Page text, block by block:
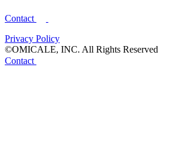
Contact
Privacy Policy
©OMICALE, INC. All Rights Reserved
Contact